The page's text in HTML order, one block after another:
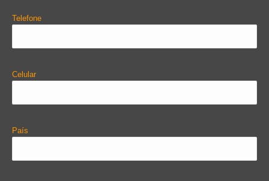
Telefone
Celular
País